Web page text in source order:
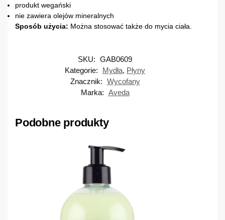
produkt wegański
nie zawiera olejów mineralnych
Sposób użycia: Można stosować także do mycia ciała.
SKU: GAB0609
Kategorie:
Mydła, Płyny
Znacznik: Wycofany
Marka: Aveda
Podobne produkty